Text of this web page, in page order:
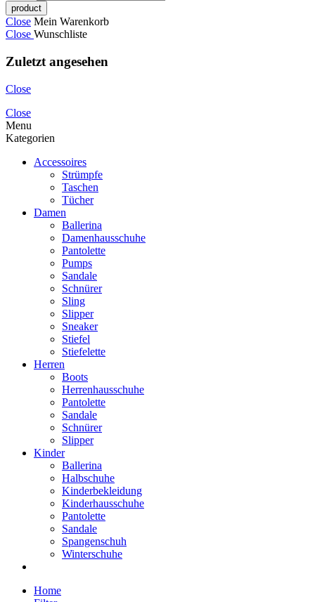
Close Mein Warenkorb
Close Wunschliste
Zuletzt angesehen
Close
Close
Menu
Kategorien
Accessoires
Strümpfe
Taschen
Tücher
Damen
Ballerina
Damenhausschuhe
Pantolette
Pumps
Sandale
Schnürer
Sling
Slipper
Sneaker
Stiefel
Stiefelette
Herren
Boots
Herrenhausschuhe
Pantolette
Sandale
Schnürer
Slipper
Kinder
Ballerina
Halbschuhe
Kinderbekleidung
Kinderhausschuhe
Pantolette
Sandale
Spangenschuh
Winterschuhe
Home